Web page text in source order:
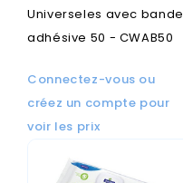
Universeles avec bande
adhésive 50 - CWAB50
Connectez-vous ou
créez un compte pour
voir les prix